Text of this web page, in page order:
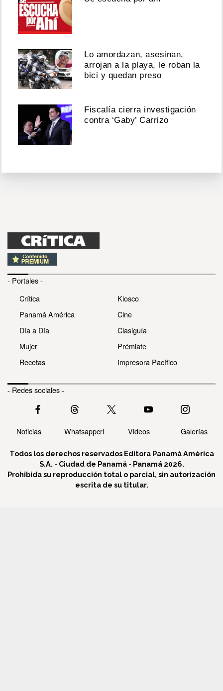
Lo amordazan, asesinan,
arrojan a la playa, le roban la
bici y quedan preso
Fiscalía cierra investigación
contra ‘Gaby’ Carrizo
- Portales -
Crítica
Panamá América
Día a Día
Mujer
Recetas
Kiosco
Cine
Clasiguía
Prémiate
Impresora Pacífico
- Redes sociales -
Noticias Whatsappcri Videos Galerías
Todos los derechos reservados Editora Panamá América
S.A. - Ciudad de Panamá - Panamá 2026.
Prohibida su reproducción total o parcial, sin autorización
escrita de su titular.